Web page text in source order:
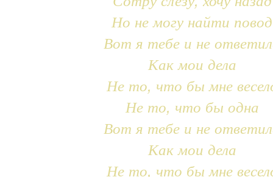
Но не могу найти повод
Вот я тебе и не
Как мои дела
Не то, что бы мне
Не то, что бы одна
Вот я тебе и не
Как мои дела
Не то, что бы мне